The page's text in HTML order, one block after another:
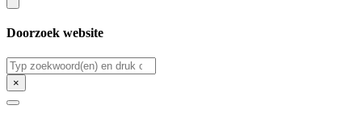
Doorzoek website
Zoeken
×